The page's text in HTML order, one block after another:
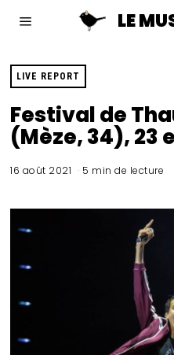
LE
LIVE REPORT
Festival de
(Mèze, 34), 23
16 août 2021 5 min de lecture